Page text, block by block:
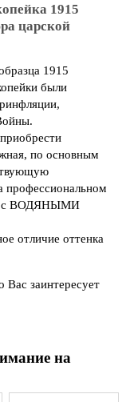
1915
царской
1915
были
по основным
профессиональном
с ВОДЯНЫМИ
отличие оттенка
Вас заинтересует
на